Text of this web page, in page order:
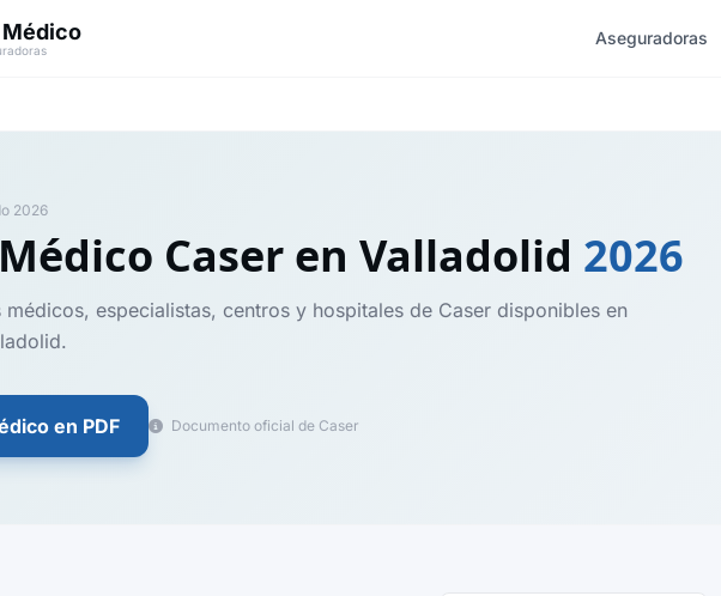
Médico Aseguradoras
2026
Caser en Valladolid 2026
especialistas, centros y hospitales de Caser disponibles en
en PDF Documento oficial de Caser